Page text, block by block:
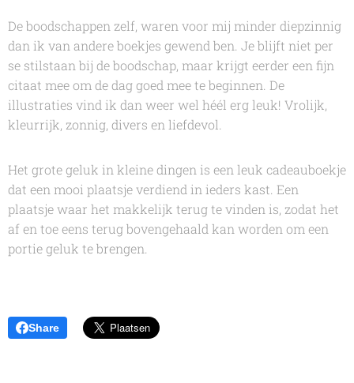
De boodschappen zelf, waren voor mij minder diepzinnig
dan ik van andere boekjes gewend ben. Je blijft niet per
se stilstaan bij de boodschap, maar krijgt eerder een fijn
citaat mee om de dag goed mee te beginnen. De
illustraties vind ik dan weer wel héél erg leuk! Vrolijk,
kleurrijk, zonnig, divers en liefdevol.
Het grote geluk in kleine dingen is een leuk cadeauboekje
dat een mooi plaatsje verdiend in ieders kast. Een
plaatsje waar het makkelijk terug te vinden is, zodat het
af en toe eens terug bovengehaald kan worden om een
portie geluk te brengen.
Share